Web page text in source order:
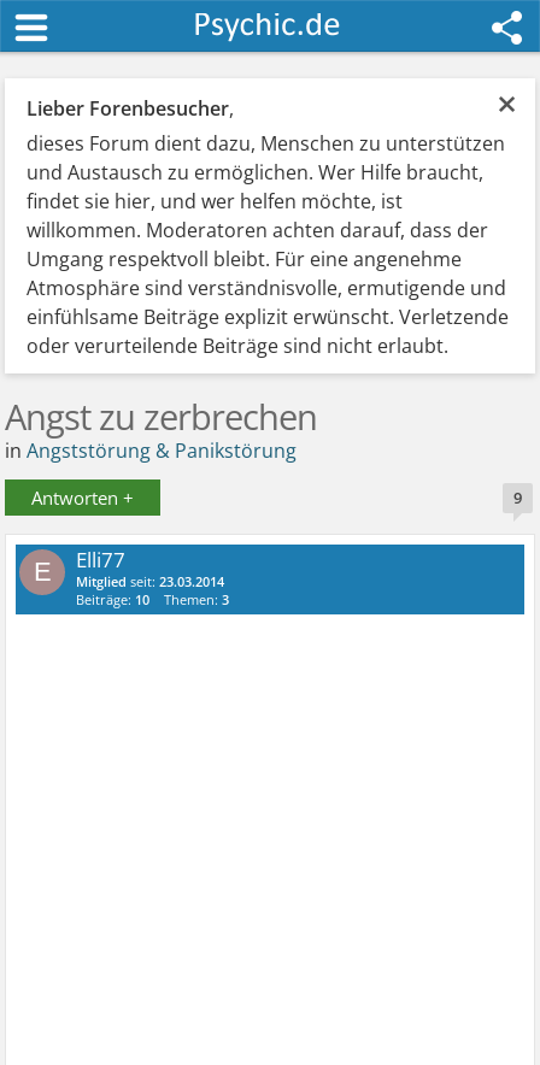
×
Lieber Forenbesucher,
dieses Forum dient dazu, Menschen zu unterstützen
und Austausch zu ermöglichen. Wer Hilfe braucht,
findet sie hier, und wer helfen möchte, ist
willkommen. Moderatoren achten darauf, dass der
Umgang respektvoll bleibt. Für eine angenehme
Atmosphäre sind verständnisvolle, ermutigende und
einfühlsame Beiträge explizit erwünscht. Verletzende
oder verurteilende Beiträge sind nicht erlaubt.
Angst zu zerbrechen
inAngststörung & Panikstörung
Antworten + 9
E Elli77
Mitglied seit:23.03.2014
Beiträge: 10 Themen:3